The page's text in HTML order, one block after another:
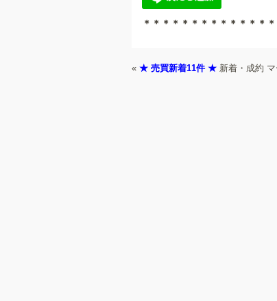
＊＊＊＊＊＊＊＊＊＊＊＊＊
« ★ 売買新着11件 ★ 新着・成約